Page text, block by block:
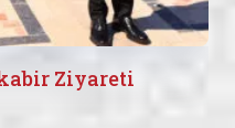
Ziyareti